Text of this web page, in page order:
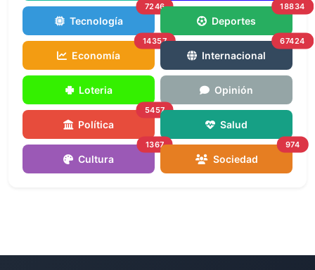
Tecnología
7246
Deportes
18834
Economía
14357
Internacional
67424
Loteria Opinión
Política
5457
Salud
Cultura
1367
Sociedad
974